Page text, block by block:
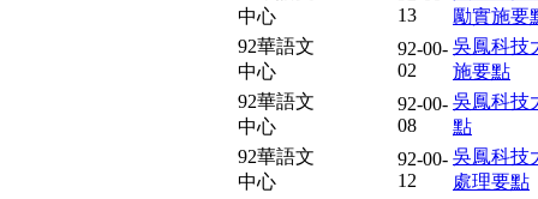
中心
13
勵實施要
92華語文
中心
92-00-
02
吳鳳科技
施要點
92華語文
中心
92-00-
08
吳鳳科技
點
92華語文
中心
92-00-
12
吳鳳科技
處理要點